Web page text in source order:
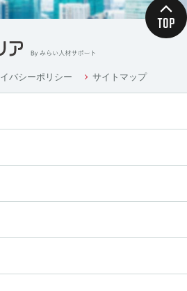
バシーポリシー サイトマップ